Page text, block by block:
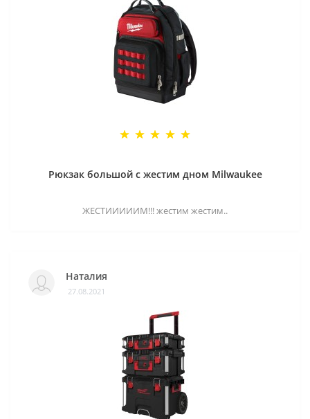
Рюкзак большой с жестим дном Milwaukee
ЖЕСТИИИИИМ!!! жестим жестим..
Наталия
27.08.2021